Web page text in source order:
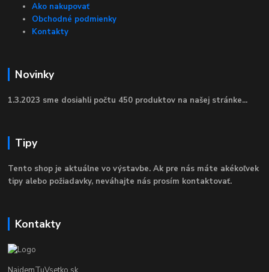
Ako nakupovať
Obchodné podmienky
Kontakty
Novinky
1.3.2023 sme dosiahli počtu 450 produktov na našej stránke...
Tipy
Tento shop je aktuálne vo výstavbe. Ak pre nás máte akékoľvek
tipy alebo požiadavky, neváhajte nás prosím kontaktovať.
Kontakty